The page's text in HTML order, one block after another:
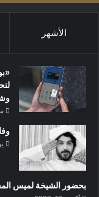
الأشهر
بحضور الشيخة لميس